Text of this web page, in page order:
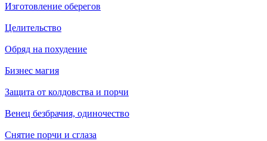
Изготовление оберегов
Целительство
Обряд на похудение
Бизнес магия
Защита от колдовства и порчи
Венец безбрачия, одиночество
Снятие порчи и сглаза